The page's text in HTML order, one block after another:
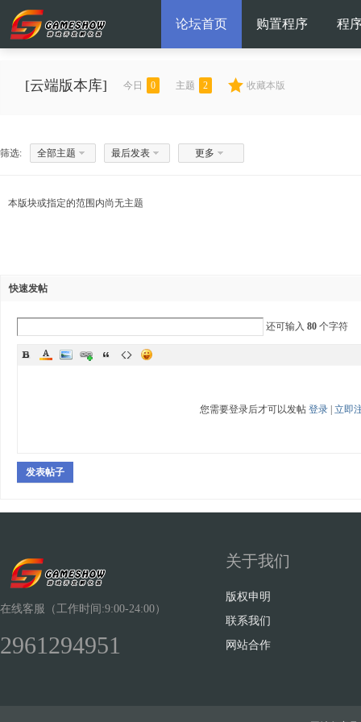
论坛首页 购置程序 程
[云端版本库] 今日 0 主题 2 收藏本版
筛选: 全部主题 最后发表 更多
本版块或指定的范围内尚无主题
快速发帖
还可输入 80 个字符
您需要登录后才可以发帖 登录| 立即
发表帖子
在线客服（工作时间:9:00-24:00）
2961294951
关于我们
版权申明
联系我们
网站合作